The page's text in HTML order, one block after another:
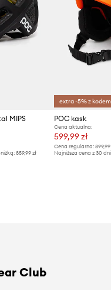
MIPS
859,99 zł
extra -5% z
POC kask
Cena aktualna:
599,99 zł
Cena regularna:899,99
Najniższa cena z 30
Club